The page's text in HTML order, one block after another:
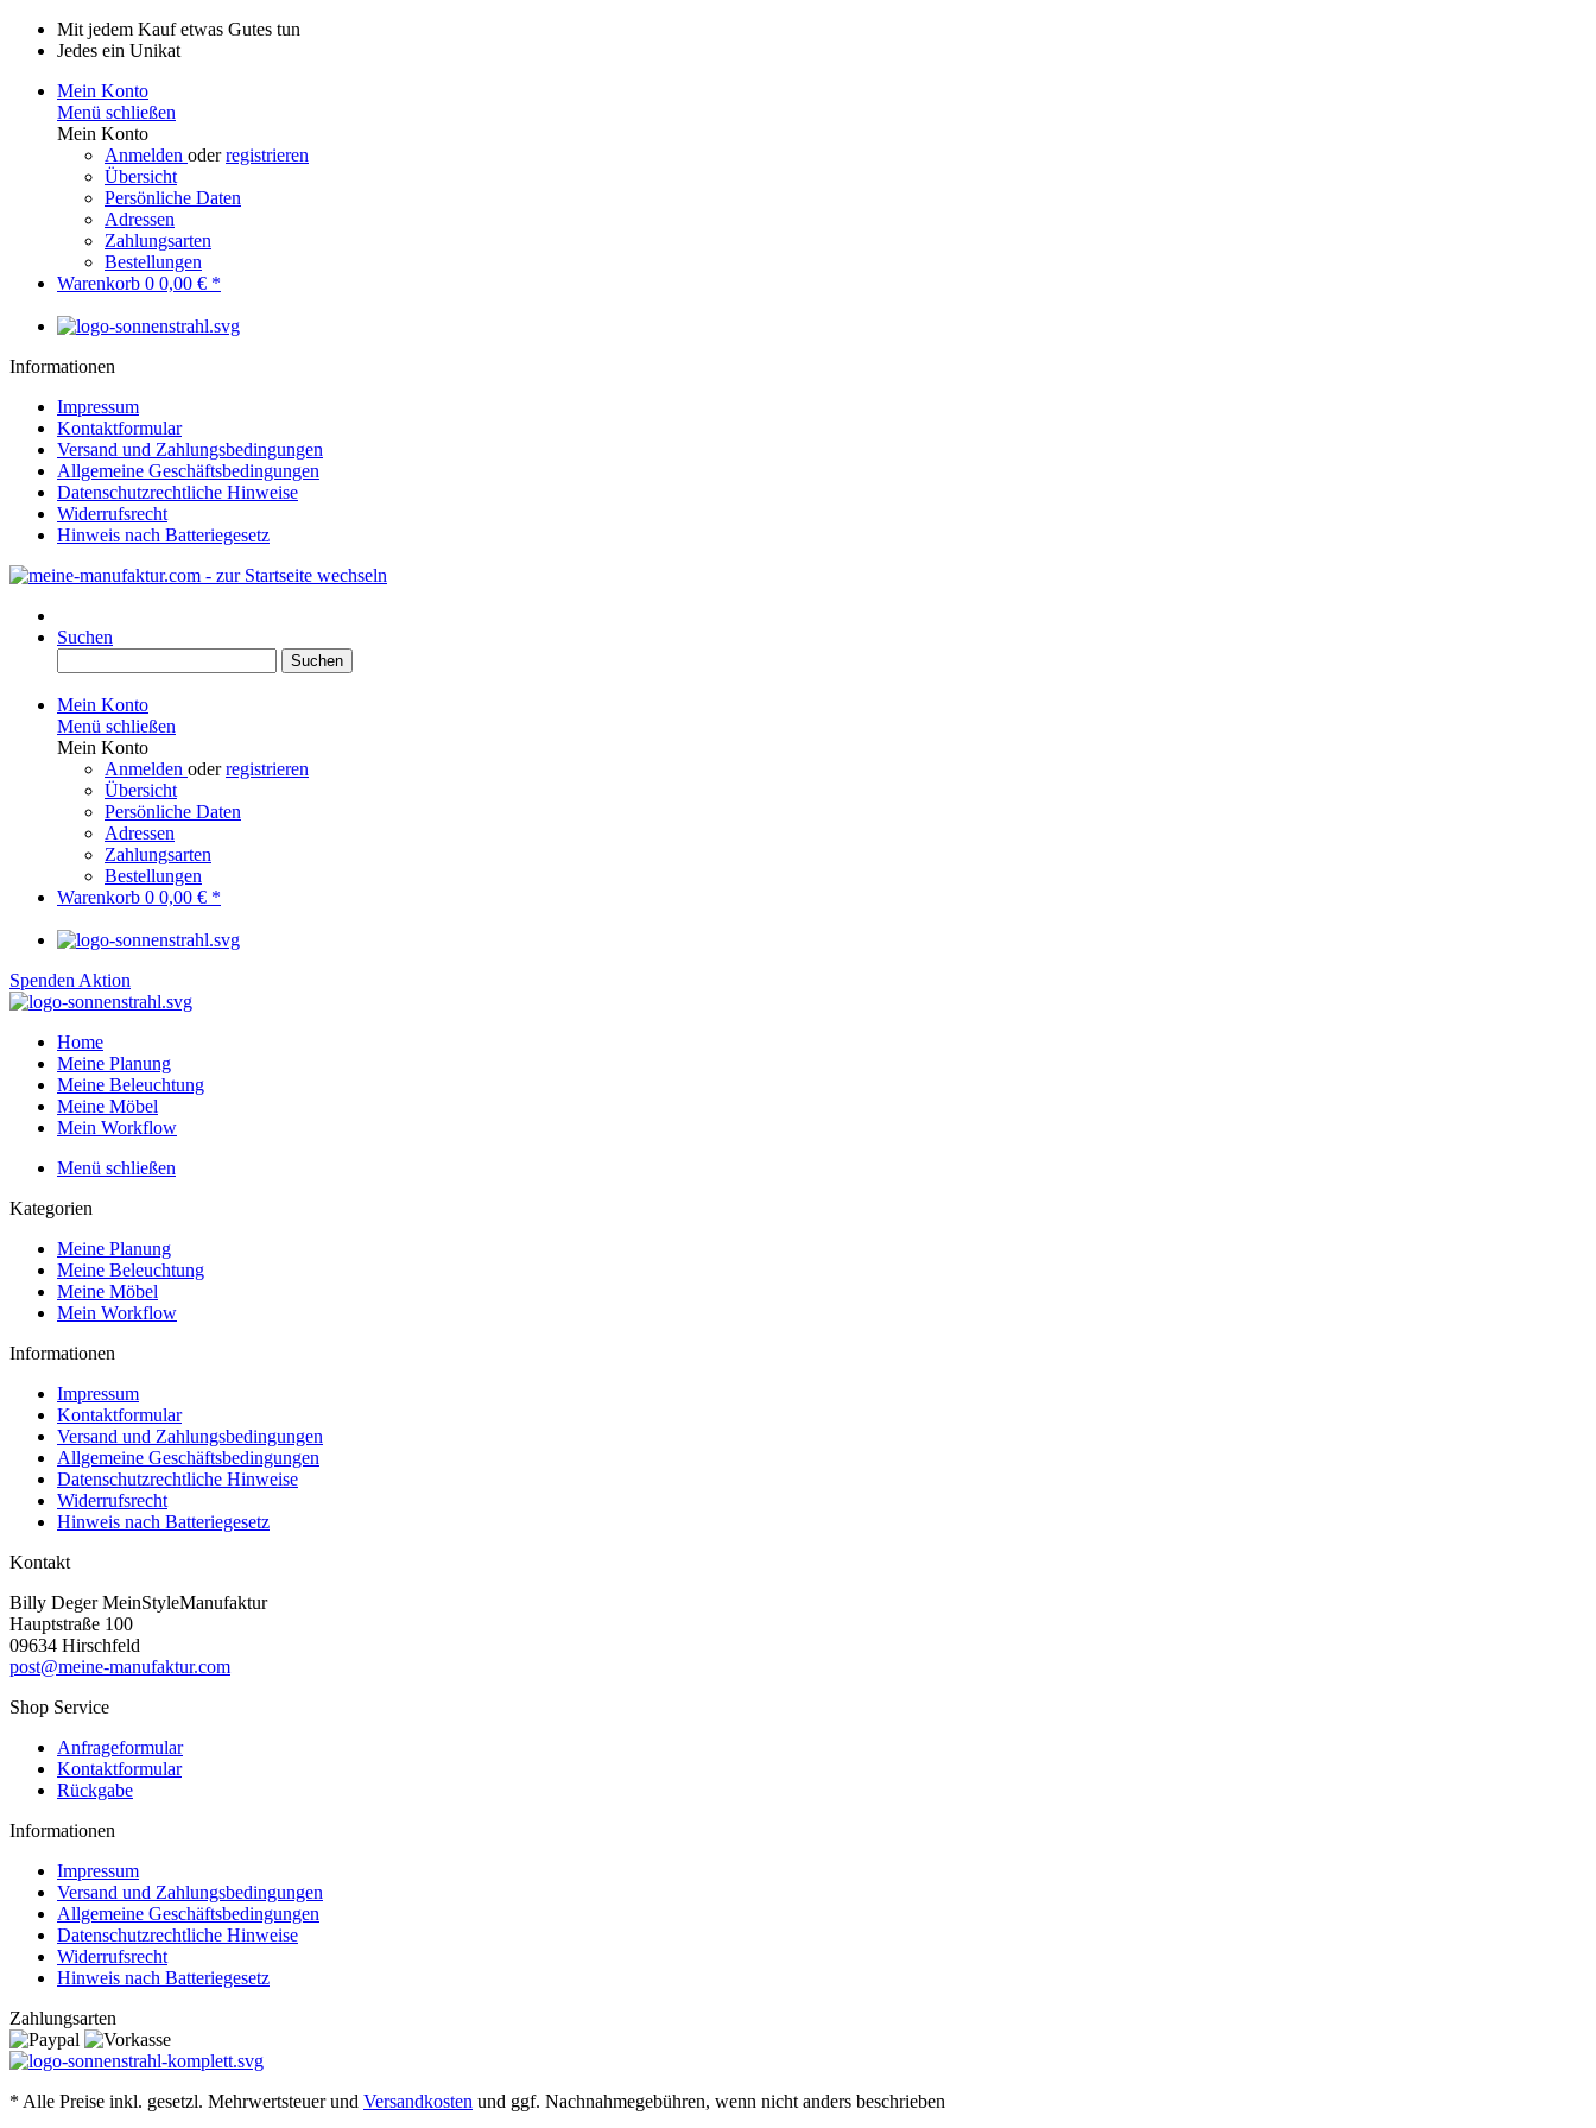
Mit jedem Kauf etwas Gutes tun
Jedes ein Unikat
Mein Konto
Menü schließen
Mein Konto
Anmelden oderregistrieren
Übersicht
Persönliche Daten
Adressen
Zahlungsarten
Bestellungen
Warenkorb 0 0,00 € *
Informationen
Impressum
Kontaktformular
Versand und Zahlungsbedingungen
Allgemeine Geschäftsbedingungen
Datenschutzrechtliche Hinweise
Widerrufsrecht
Hinweis nach Batteriegesetz
Suchen
Suchen
Mein Konto
Menü schließen
Mein Konto
Anmelden oderregistrieren
Übersicht
Persönliche Daten
Adressen
Zahlungsarten
Bestellungen
Warenkorb 0 0,00 € *
Spenden Aktion
Home
Meine Planung
Meine Beleuchtung
Meine Möbel
Mein Workflow
Menü schließen
Kategorien
Meine Planung
Meine Beleuchtung
Meine Möbel
Mein Workflow
Informationen
Impressum
Kontaktformular
Versand und Zahlungsbedingungen
Allgemeine Geschäftsbedingungen
Datenschutzrechtliche Hinweise
Widerrufsrecht
Hinweis nach Batteriegesetz
Kontakt
Billy Deger MeinStyleManufaktur
Hauptstraße 100
09634 Hirschfeld
post@meine-manufaktur.com
Shop Service
Anfrageformular
Kontaktformular
Rückgabe
Informationen
Impressum
Versand und Zahlungsbedingungen
Allgemeine Geschäftsbedingungen
Datenschutzrechtliche Hinweise
Widerrufsrecht
Hinweis nach Batteriegesetz
Zahlungsarten
* Alle Preise inkl. gesetzl. Mehrwertsteuer und Versandkosten und ggf. Nachnahmegebühren, wenn nicht anders beschrieben